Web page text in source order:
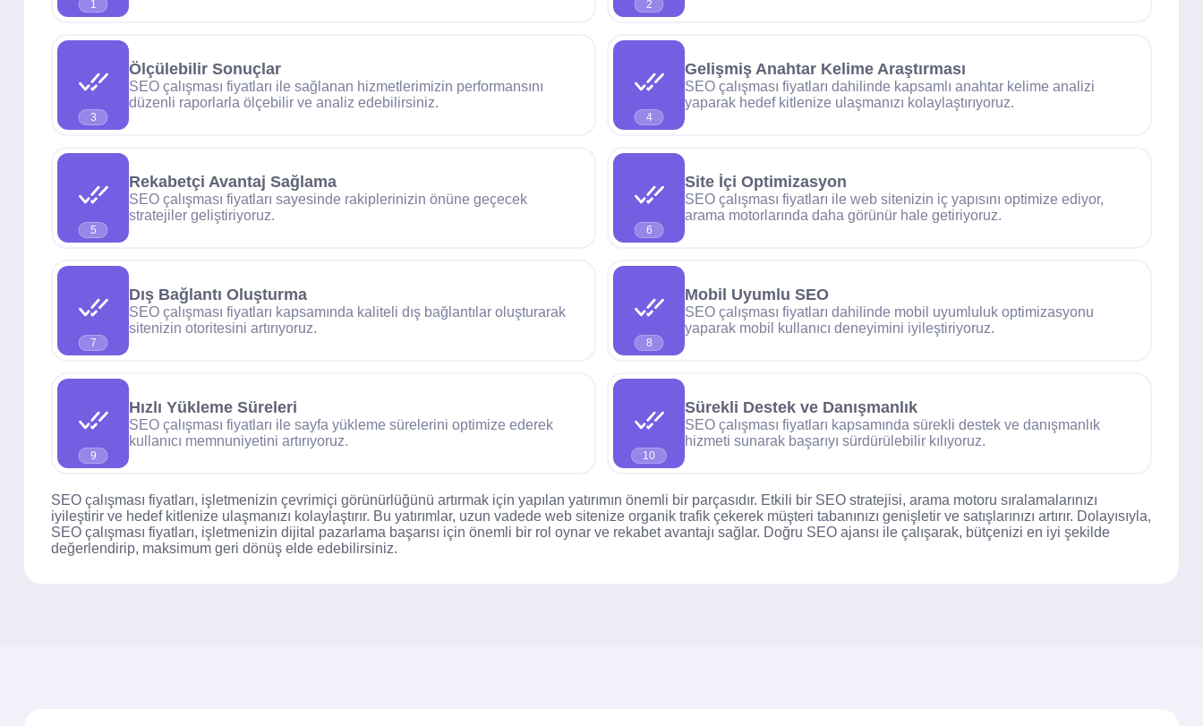
1 2
3
Ölçülebilir Sonuçlar
SEO çalışması fiyatları ile sağlanan hizmetlerimizin performansını
düzenli raporlarla ölçebilir ve analiz edebilirsiniz.
4
Gelişmiş Anahtar Kelime Araştırması
SEO çalışması fiyatları dahilinde kapsamlı anahtar kelime analizi
yaparak hedef kitlenize ulaşmanızı kolaylaştırıyoruz.
5
Rekabetçi Avantaj Sağlama
SEO çalışması fiyatları sayesinde rakiplerinizin önüne geçecek
stratejiler geliştiriyoruz.
6
Site İçi Optimizasyon
SEO çalışması fiyatları ile web sitenizin iç yapısını optimize ediyor,
arama motorlarında daha görünür hale getiriyoruz.
7
Dış Bağlantı Oluşturma
SEO çalışması fiyatları kapsamında kaliteli dış bağlantılar oluşturarak
sitenizin otoritesini artırıyoruz.
8
Mobil Uyumlu SEO
SEO çalışması fiyatları dahilinde mobil uyumluluk optimizasyonu
yaparak mobil kullanıcı deneyimini iyileştiriyoruz.
9
Hızlı Yükleme Süreleri
SEO çalışması fiyatları ile sayfa yükleme sürelerini optimize ederek
kullanıcı memnuniyetini artırıyoruz.
10
Sürekli Destek ve Danışmanlık
SEO çalışması fiyatları kapsamında sürekli destek ve danışmanlık
hizmeti sunarak başarıyı sürdürülebilir kılıyoruz.
SEO çalışması fiyatları, işletmenizin çevrimiçi görünürlüğünü artırmak için yapılan yatırımın önemli bir parçasıdır. Etkili bir SEO stratejisi, arama motoru sıralamalarınızı
iyileştirir ve hedef kitlenize ulaşmanızı kolaylaştırır. Bu yatırımlar, uzun vadede web sitenize organik trafik çekerek müşteri tabanınızı genişletir ve satışlarınızı artırır. Dolayısıyla,
SEO çalışması fiyatları, işletmenizin dijital pazarlama başarısı için önemli bir rol oynar ve rekabet avantajı sağlar. Doğru SEO ajansı ile çalışarak, bütçenizi en iyi şekilde
değerlendirip, maksimum geri dönüş elde edebilirsiniz.